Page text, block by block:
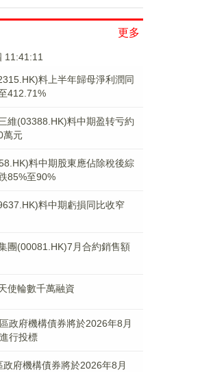
更多
11:41:11
料上半年歸母淨利潤同
412.71%
維(03388.HK)料中期盈转亏約
萬元
料中期股東應佔除稅後綜
85%至90%
料中期虧損同比收窄
團(00081.HK)7月合約銷售額
使輪數千萬融資
政府機構債券將於2026年8月
行投標
府機構債券將於2026年8月